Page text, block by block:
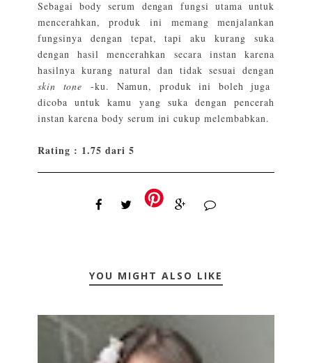
Sebagai body serum dengan fungsi utama untuk
mencerahkan, produk ini memang menjalankan
fungsinya dengan tepat, tapi aku kurang suka
dengan hasil mencerahkan secara instan karena
hasilnya kurang natural dan tidak sesuai dengan
skin tone -ku. Namun, produk ini boleh juga
dicoba untuk kamu yang suka dengan pencerah
instan karena body serum ini cukup melembabkan.
Rating : 1.75 dari 5
YOU MIGHT ALSO LIKE